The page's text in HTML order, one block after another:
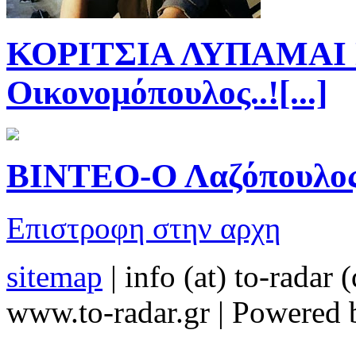
ΚΟΡΙΤΣΙΑ
Οικονομόπουλος..![...]
ΒΙΝΤΕΟ-Ο
Επιστροφη στην αρχη
sitemap | info (at) to-radar
www.to-radar.gr |